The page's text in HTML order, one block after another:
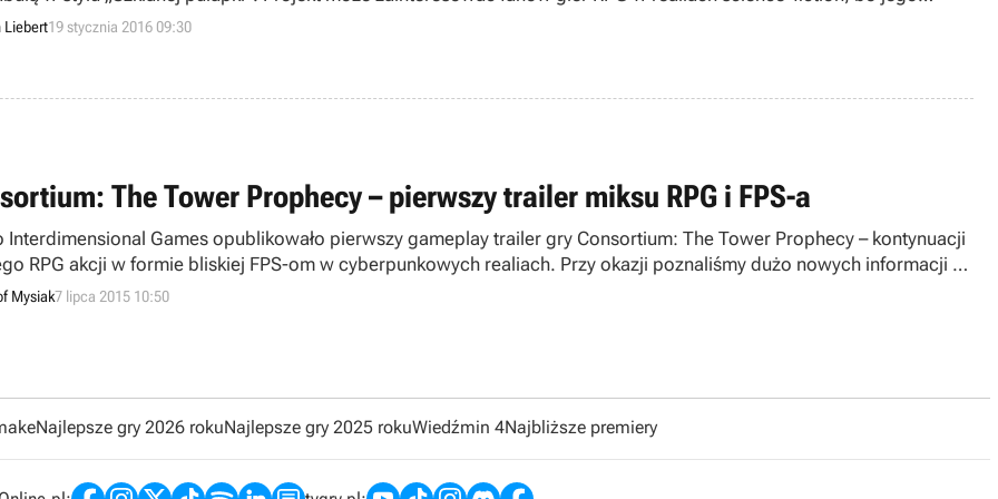
udowodnili pierwszym Consortium, przypominającym interaktywny odcinek serialu Star Trek, że potrafią robić
Liebert19 stycznia 2016 09:30
The Tower Prophecy – pierwszy trailer miksu RPG i FPS-a
Interdimensional Games opublikowało pierwszy gameplay trailer gry Consortium: The Tower Prophecy – kontynuacji
RPG akcji w formie bliskiej FPS-om w cyberpunkowych realiach. Przy okazji poznaliśmy dużo nowych informacji na
produkcji, np. dowiedzieliśmy się, że twórcy przesiadli się na technologię Unreal Engine 4.
Mysiak7 lipca 2015 10:50
Najlepsze gry 2026 rokuNajlepsze gry 2025 rokuWiedźmin 4Najbliższe premiery